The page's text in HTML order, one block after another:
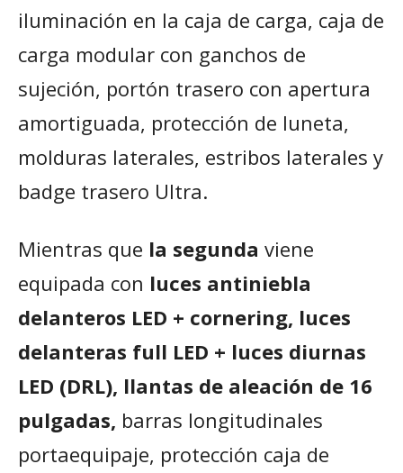
iluminación en la caja de carga, caja de
carga modular con ganchos de
sujeción, portón trasero con apertura
amortiguada, protección de luneta,
molduras laterales, estribos laterales y
badge trasero Ultra.
Mientras que la segunda viene
equipada con luces antiniebla
delanteros LED + cornering, luces
delanteras full LED + luces diurnas
LED (DRL), llantas de aleación de 16
pulgadas, barras longitudinales
portaequipaje, protección caja de